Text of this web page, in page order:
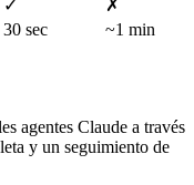
✓
✗
30 sec ~1 min
agentes Claude a través
y un seguimiento de